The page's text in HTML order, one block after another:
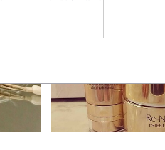
İlişkin